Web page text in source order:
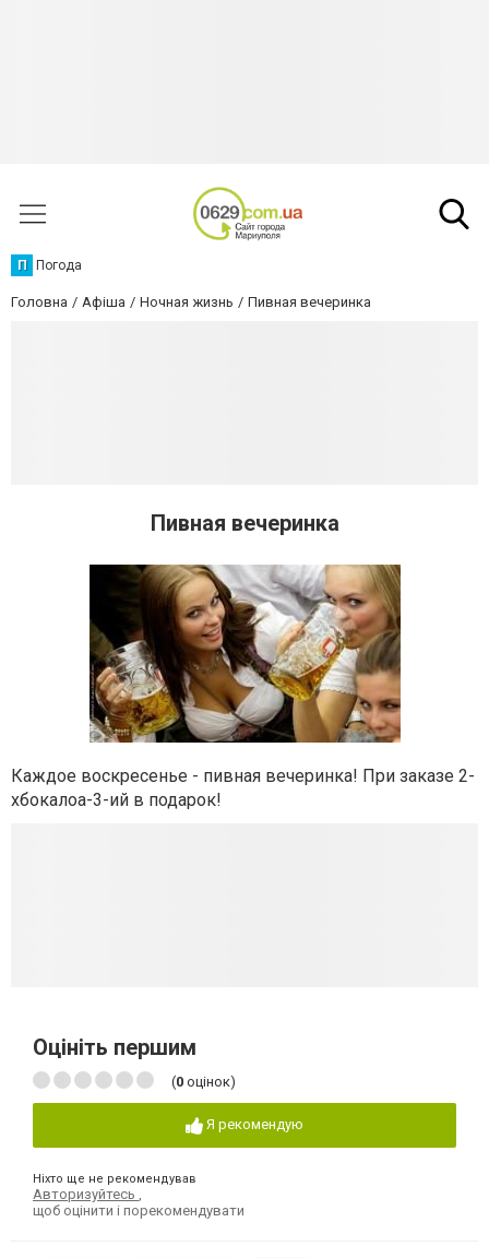
П Погода
Головна Афіша Ночная жизнь Пивная вечеринка
Пивная вечеринка
Каждое воскресенье - пивная вечеринка! При заказе 2-
хбокалоа-3-ий в подарок!
Оцініть першим
(0 оцінок)
Я рекомендую
Ніхто ще не рекомендував
Авторизуйтесь
щоб оцінити і порекомендувати